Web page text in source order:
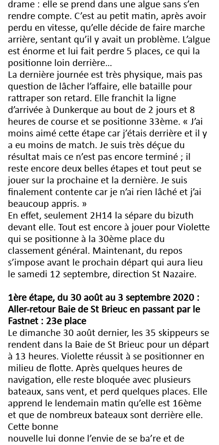
drame : elle se prend dans une algue sans s’en
rendre compte. C’est au petit matin, après avoir
perdu en vitesse, qu’elle décide de faire marche
arrière, sentant qu’il y avait un problème. L’algue
est énorme et lui fait perdre 5 places, ce qui la
positionne loin derrière…
La dernière journée est très physique, mais pas
question de lâcher l’affaire, elle bataille pour
rattraper son retard. Elle franchit la ligne
d’arrivée à Dunkerque au bout de 2 jours et 8
heures de course et se positionne 33ème. « J’ai
moins aimé cette étape car j’étais derrière et il y
a eu moins de match. Je suis très déçue du
résultat mais ce n’est pas encore terminé ; il
reste encore deux belles étapes et tout peut se
jouer sur la prochaine et la dernière. Je suis
finalement contente car je n’ai rien lâché et j’ai
beaucoup appris. »
En effet, seulement 2H14 la sépare du bizuth
devant elle. Tout est encore à jouer pour Violette
qui se positionne à la 30ème place du
classement général. Maintenant, du repos
s’impose avant le prochain départ qui aura lieu
le samedi 12 septembre, direction St Nazaire.
1ère étape, du 30 août au 3 septembre 2020 :
Aller-retour Baie de St Brieuc en passant par le
Fastnet : 23e place
Le dimanche 30 août dernier, les 35 skippeurs se
rendent dans la Baie de St Brieuc pour un départ
à 13 heures. Violette réussit à se positionner en
milieu de flotte. Après quelques heures de
navigation, elle reste bloquée avec plusieurs
bateaux, sans vent, et perd quelques places. Elle
apprend le lendemain matin qu’elle est 16ème
et que de nombreux bateaux sont derrière elle.
Cette bonne
nouvelle lui donne l’envie de se ba’re et de